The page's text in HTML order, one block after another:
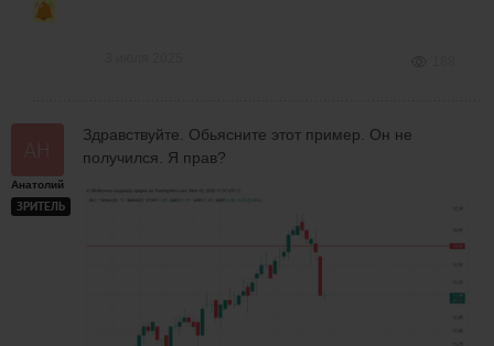
Анатолий
ЗРИТЕЛЬ
Здравствуйте. Обьясните этот пример. Он не
получился. Я прав?